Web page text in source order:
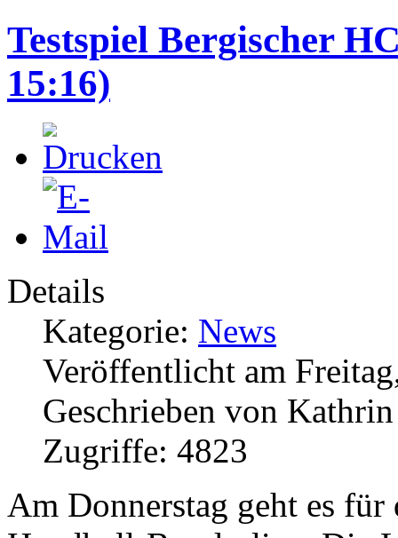
Testspiel Bergischer
15:16)
Details
Kategorie: News
Veröffentlicht am
Geschrieben von
Zugriffe: 4823
Am Donnerstag geht es